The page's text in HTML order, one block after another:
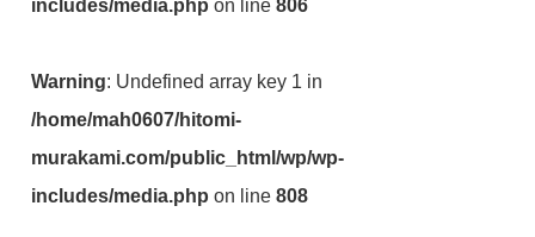
includes/media.php on line806
Warning: Undefined array key 1 in
/home/mah0607/hitomi-
murakami.com/public_html/wp/wp-
includes/media.php on line808